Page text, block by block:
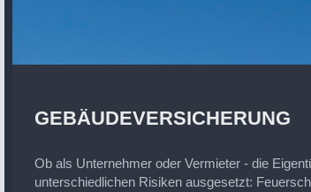
GEBÄUDEVERSICHERUNG
Ob als Unternehmer oder Vermieter - die
unterschiedlichen Risiken ausgesetzt: